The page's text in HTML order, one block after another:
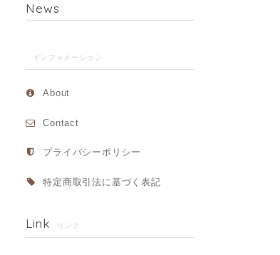
News
インフォメーション
About
Contact
プライバシーポリシー
特定商取引法に基づく表記
Link リンク